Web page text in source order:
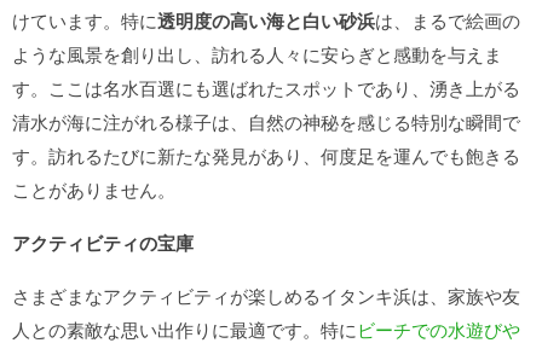
けています。特に透明度の高い海と白い砂浜は、まるで絵画の
ような風景を創り出し、訪れる人々に安らぎと感動を与えま
す。ここは名水百選にも選ばれたスポットであり、湧き上がる
清水が海に注がれる様子は、自然の神秘を感じる特別な瞬間で
す。訪れるたびに新たな発見があり、何度足を運んでも飽きる
ことがありません。
アクティビティの宝庫
さまざまなアクティビティが楽しめるイタンキ浜は、家族や友
人との素敵な思い出作りに最適です。特にビーチでの水遊びや